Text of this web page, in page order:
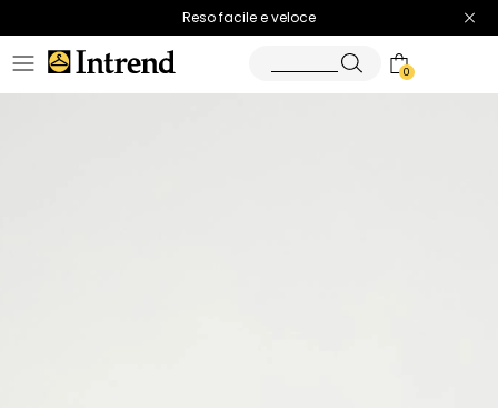
Spedizione gratuita
Reso facile e veloce
0